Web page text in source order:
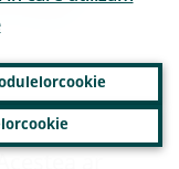
trebui să
calității
și
cookie
cookie